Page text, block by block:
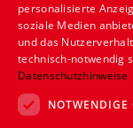
kalten
Wartung
kann
personalisierte
soziale Medien
und das
technisch-notwendig
Datenschutzhinweise
NOTWENDIGE